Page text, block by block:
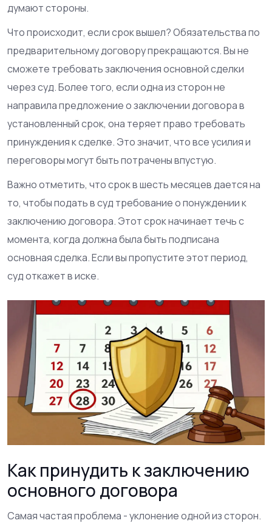
думают стороны.
Что происходит, если срок вышел? Обязательства по
предварительному договору прекращаются. Вы не
сможете требовать заключения основной сделки
через суд. Более того, если одна из сторон не
направила предложение о заключении договора в
установленный срок, она теряет право требовать
принуждения к сделке. Это значит, что все усилия и
переговоры могут быть потрачены впустую.
Важно отметить, что срок в шесть месяцев дается на
то, чтобы подать в суд требование о понуждении к
заключению договора. Этот срок начинает течь с
момента, когда должна была быть подписана
основная сделка. Если вы пропустите этот период,
суд откажет в иске.
Как принудить к заключению
основного договора
Самая частая проблема - уклонение одной из сторон.